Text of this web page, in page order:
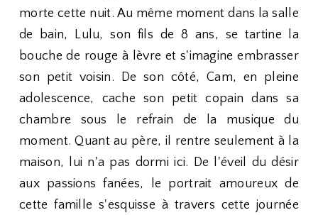
morte cette nuit. Au même moment dans la salle
de bain, Lulu, son fils de 8 ans, se tartine la
bouche de rouge à lèvre et s'imagine embrasser
son petit voisin. De son côté, Cam, en pleine
adolescence, cache son petit copain dans sa
chambre sous le refrain de la musique du
moment. Quant au père, il rentre seulement à la
maison, lui n'a pas dormi ici. De l'éveil du désir
aux passions fanées, le portrait amoureux de
cette famille s'esquisse à travers cette journée